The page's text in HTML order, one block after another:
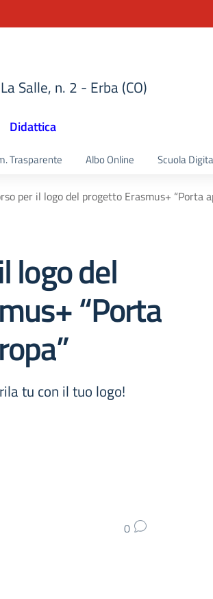
Salle, n. 2 - Erba (CO)
Didattica
Trasparente Albo Online Scuola
per il logo del progetto Erasmus+ “Porta
logo del
“Porta
tu con il tuo logo!
0